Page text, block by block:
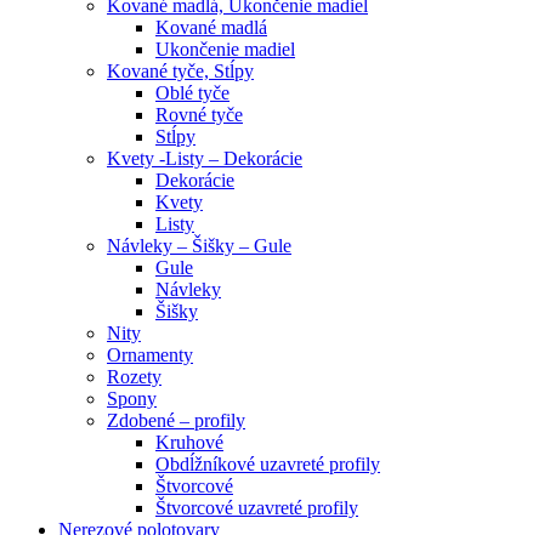
Kované madlá, Ukončenie madiel
Kované madlá
Ukončenie madiel
Kované tyče, Stĺpy
Oblé tyče
Rovné tyče
Stĺpy
Kvety -Listy – Dekorácie
Dekorácie
Kvety
Listy
Návleky – Šišky – Gule
Gule
Návleky
Šišky
Nity
Ornamenty
Rozety
Spony
Zdobené – profily
Kruhové
Obdĺžníkové uzavreté profily
Štvorcové
Štvorcové uzavreté profily
Nerezové polotovary